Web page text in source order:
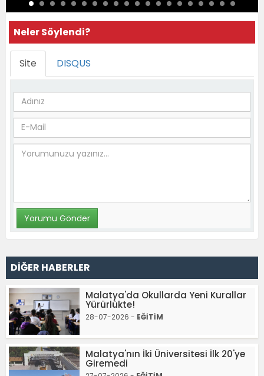
Neler Söylendi?
Site DISQUS
DİĞER HABERLER
Malatya'da Okullarda Yeni Kurallar
Yürürlükte!
28-07-2026 - EĞİTİM
Malatya'nın İki Üniversitesi İlk 20'ye
Giremedi